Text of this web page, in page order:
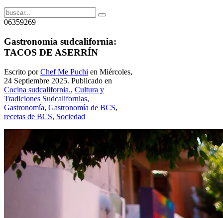
06359269
Gastronomía sudcalifornia:
TACOS DE ASERRÍN
Escrito porChef Me Puchi en Miércoles,
24 Septiembre 2025. Publicado en
Cocina sudcalifornia., Cultura y
Tradiciones Sudcalifornias,
Gastronomía, Gastronomía de BCS,
recetas de BCS, Sociedad